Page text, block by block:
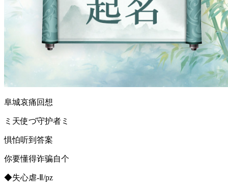
阜城哀痛回想
ミ天使づ守护者ミ
惧怕听到答案
你要懂得诈骗自个
◆失心虐-Ⅱ/pz